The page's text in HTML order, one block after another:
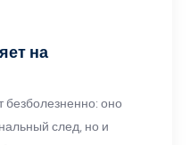
на
безболезненно: оно
след, но и